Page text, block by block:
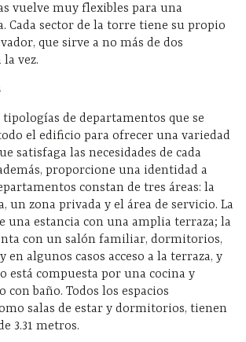
vuelve muy flexibles para una
Cada sector de la torre tiene su propio
que sirve a no más de dos
vez.
de departamentos que se
el edificio para ofrecer una variedad
satisfaga las necesidades de cada
proporcione una identidad a
constan de tres áreas: la
un zona privada y el área de servicio. La
una estancia con una amplia terraza; la
con un salón familiar, dormitorios,
en algunos casos acceso a la terraza, y
está compuesta por una cocina y
con baño. Todos los espacios
salas de estar y dormitorios, tienen
3.31 metros.